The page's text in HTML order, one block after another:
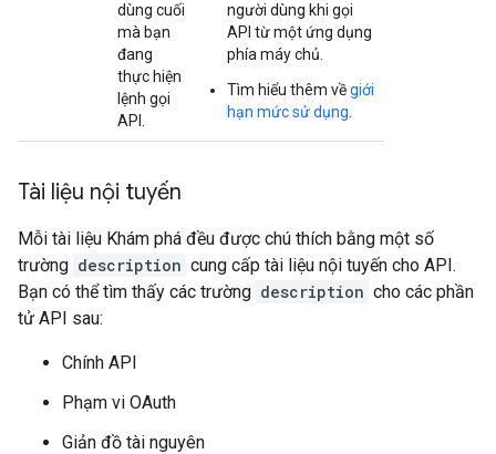
dùng cuối
mà bạn
đang
thực hiện
lệnh gọi
API.
người dùng khi gọi
API từ một ứng dụng
phía máy chủ.
Tìm hiểu thêm vềgiới
hạn mức sử dụng
Tài liệu nội tuyến
Mỗi tài liệu Khám phá đều được chú thích bằng một số
trường description cung cấp tài liệu nội tuyến cho API.
Bạn có thể tìm thấy các trường description cho các phần
tử API sau:
Chính API
Phạm vi OAuth
Giản đồ tài nguyên